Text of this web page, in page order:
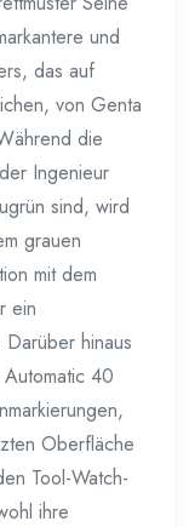
und
das auf
von Genta
die
Ingenieur
sind, wird
grauen
mit dem
ein
hinaus
40
Oberfläche
Tool-Watch-
ihre